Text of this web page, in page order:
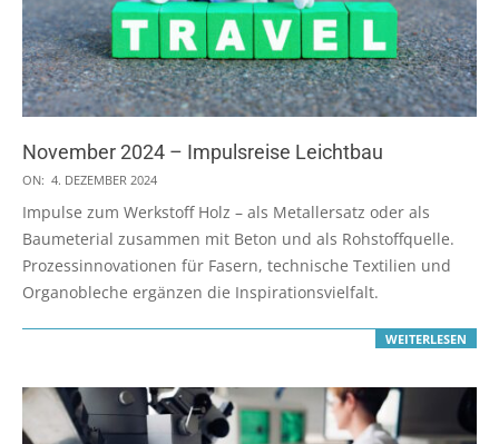
November 2024 – Impulsreise Leichtbau
2024-
12-
04
ON: 4. DEZEMBER 2024
Impulse zum Werkstoff Holz – als Metallersatz oder als
Baumeterial zusammen mit Beton und als Rohstoffquelle.
Prozessinnovationen für Fasern, technische Textilien und
Organobleche ergänzen die Inspirationsvielfalt.
WEITERLESEN